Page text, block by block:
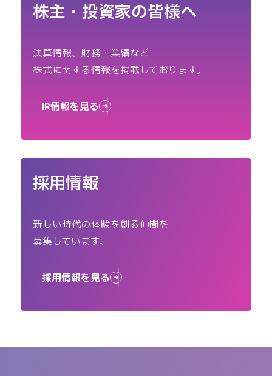
株主・投資家の皆様へ
決算情報、財務・業績など
株式に関する情報を掲載しております。
IR情報を見る
採用情報
新しい時代の体験を創る仲間を
募集しています。
採用情報を見る